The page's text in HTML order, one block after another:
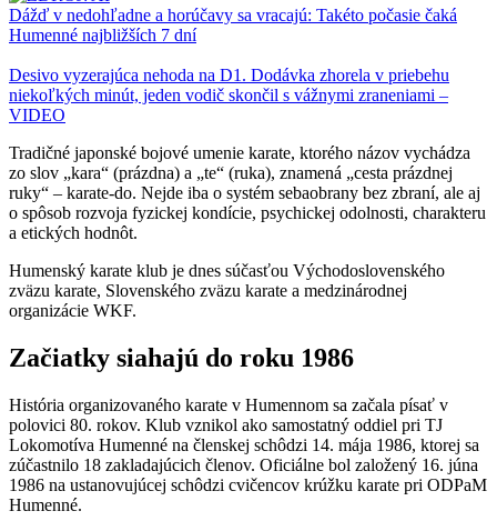
Dážď v nedohľadne a horúčavy sa vracajú: Takéto počasie čaká
Humenné najbližších 7 dní
Desivo vyzerajúca nehoda na D1. Dodávka zhorela v priebehu
niekoľkých minút, jeden vodič skončil s vážnymi zraneniami –
VIDEO
Tradičné japonské bojové umenie karate, ktorého názov vychádza
zo slov „kara“ (prázdna) a „te“ (ruka), znamená „cesta prázdnej
ruky“ – karate-do. Nejde iba o systém sebaobrany bez zbraní, ale aj
o spôsob rozvoja fyzickej kondície, psychickej odolnosti, charakteru
a etických hodnôt.
Humenský karate klub je dnes súčasťou Východoslovenského
zväzu karate, Slovenského zväzu karate a medzinárodnej
organizácie WKF.
Začiatky siahajú do roku 1986
História organizovaného karate v Humennom sa začala písať v
polovici 80. rokov. Klub vznikol ako samostatný oddiel pri TJ
Lokomotíva Humenné na členskej schôdzi 14. mája 1986, ktorej sa
zúčastnilo 18 zakladajúcich členov. Oficiálne bol založený 16. júna
1986 na ustanovujúcej schôdzi cvičencov krúžku karate pri ODPaM
Humenné.